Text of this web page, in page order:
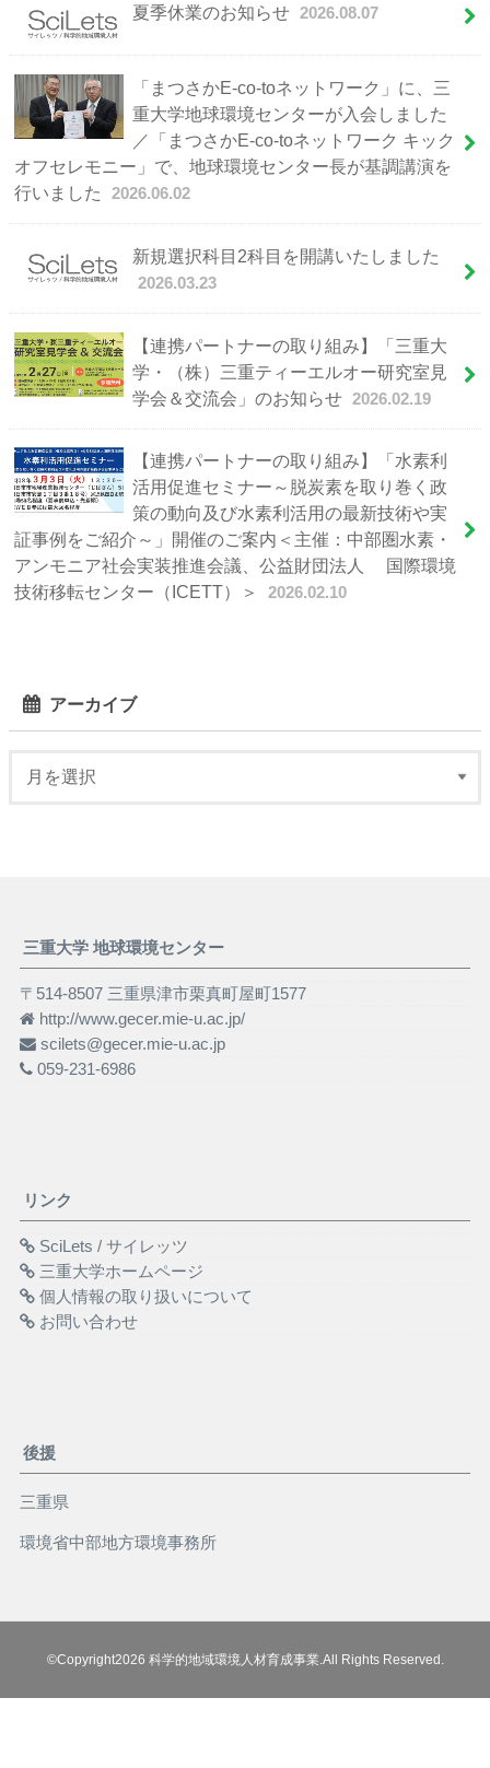
夏季休業のお知らせ 2026.08.07
「まつさかE-co-toネットワーク」に、三
重大学地球環境センターが入会しました
／「まつさかE-co-toネットワーク キック
オフセレモニー」で、地球環境センター長が基調講演を
行いました
2026.06.02
新規選択科目2科目を開講いたしました
2026.03.23
【連携パートナーの取り組み】「三重大
学・（株）三重ティーエルオー研究室見
学会＆交流会」のお知らせ 2026.02.19
【連携パートナーの取り組み】「水素利
活用促進セミナー～脱炭素を取り巻く政
策の動向及び水素利活用の最新技術や実
証事例をご紹介～」開催のご案内＜主催：中部圏水素・
アンモニア社会実装推進会議、公益財団法人 国際環境
技術移転センター（ICETT）＞
2026.02.10
アーカイブ
三重大学 地球環境センター
〒514-8507 三重県津市栗真町屋町1577
http://www.gecer.mie-u.ac.jp/
scilets@gecer.mie-u.ac.jp
059-231-6986
リンク
SciLets / サイレッツ
三重大学ホームページ
個人情報の取り扱いについて
お問い合わせ
後援
三重県
環境省中部地方環境事務所
©Copyright2026 科学的地域環境人材育成事業 .All Rights Reserved.